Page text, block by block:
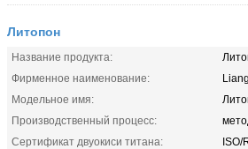
Литопон
Название продукта:
Фирменное наименование:
Модельное имя:
Производственный процесс:
Сертификат двуокиси титана:
ISO/